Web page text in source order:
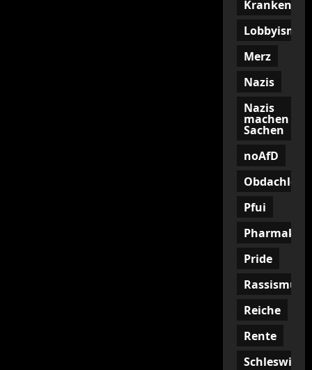
Lobbyismus
Merz
Nazis
Nazis
machen
Sachen
noAfD
Pfui
Pride
Rassismus
Reiche
Rente
Schleswig